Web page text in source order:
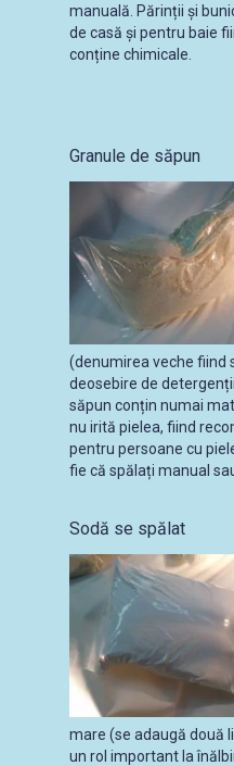
manuală. Părinții și
de casă și pentru baie
conține chimicale.
Granule de săpun
(denumirea veche fiind
deosebire de
săpun conțin numai
nu irită pielea, fiind
pentru persoane cu
fie că spălați manual
Sodă se spălat
mare (se adaugă două
un rol important la